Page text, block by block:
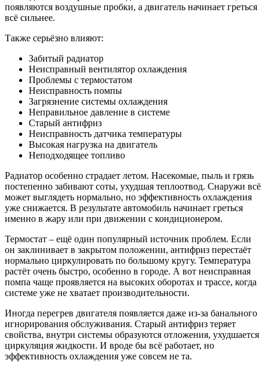
появляются воздушные пробки, а двигатель начинает греться
всё сильнее.
Также серьёзно влияют:
Забитый радиатор
Неисправный вентилятор охлаждения
Проблемы с термостатом
Неисправность помпы
Загрязнение системы охлаждения
Неправильное давление в системе
Старый антифриз
Неисправность датчика температуры
Высокая нагрузка на двигатель
Неподходящее топливо
Радиатор особенно страдает летом. Насекомые, пыль и грязь
постепенно забивают соты, ухудшая теплоотвод. Снаружи всё
может выглядеть нормально, но эффективность охлаждения
уже снижается. В результате автомобиль начинает греться
именно в жару или при движении с кондиционером.
Термостат – ещё один популярный источник проблем. Если
он заклинивает в закрытом положении, антифриз перестаёт
нормально циркулировать по большому кругу. Температура
растёт очень быстро, особенно в городе. А вот неисправная
помпа чаще проявляется на высоких оборотах и трассе, когда
системе уже не хватает производительности.
Иногда перегрев двигателя появляется даже из-за банального
игнорирования обслуживания. Старый антифриз теряет
свойства, внутри системы образуются отложения, ухудшается
циркуляция жидкости. И вроде бы всё работает, но
эффективность охлаждения уже совсем не та.